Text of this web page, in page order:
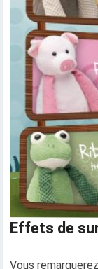
Effets de
Vous